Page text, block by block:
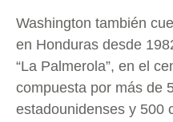
Washington también
en Honduras desde
“La Palmerola”, en el
compuesta por más de
estadounidenses y 500